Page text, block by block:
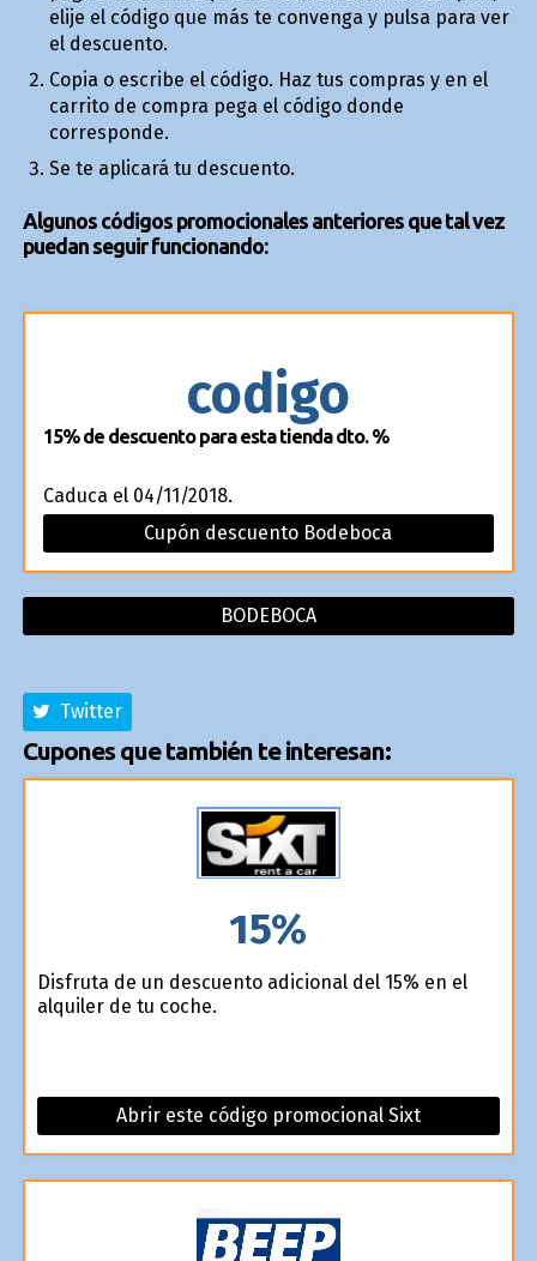
elije el código que más te convenga y pulsa para ver
el descuento.
Copia o escribe el código. Haz tus compras y en el
carrito de compra pega el código donde
corresponde.
Se te aplicará tu descuento.
Algunos códigos promocionales anteriores que tal vez
puedan seguir funcionando:
codigo
15% de descuento para esta tienda dto. %
Caduca el 04/11/2018.
Cupón descuento Bodeboca
BODEBOCA
Twitter
Cupones que también te interesan:
15%
Disfruta de un descuento adicional del 15% en el
alquiler de tu coche.
Abrir este código promocional Sixt